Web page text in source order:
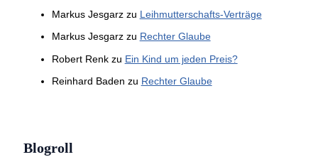
Markus Jesgarzzu Leihmutterschafts-Verträge
Markus Jesgarzzu Rechter Glaube
Robert Renkzu Ein Kind um jeden Preis?
Reinhard Baden zu Rechter Glaube
Blogroll